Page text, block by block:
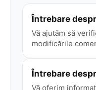
Întrebare
Vă ajutăm să
modificările
Întrebare
Vă oferim